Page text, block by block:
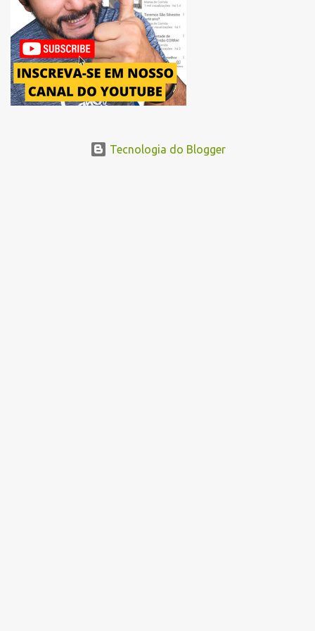
acessando a Avenida Norma Pieruccini Giannotti, a Avenida Rudge e
...
Tecnologia do Blogger